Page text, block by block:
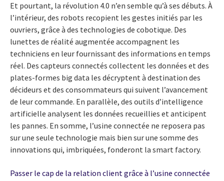
Et pourtant, la révolution 4.0 n’en semble qu’à ses débuts. À
l’intérieur, des robots recopient les gestes initiés par les
ouvriers, grâce à des technologies de cobotique. Des
lunettes de réalité augmentée accompagnent les
techniciens en leur fournissant des informations en temps
réel. Des capteurs connectés collectent les données et des
plates-formes big data les décryptent à destination des
décideurs et des consommateurs qui suivent l’avancement
de leur commande. En parallèle, des outils d’intelligence
artificielle analysent les données recueillies et anticipent
les pannes. En somme, l’usine connectée ne reposera pas
sur une seule technologie mais bien sur une somme des
innovations qui, imbriquées, fonderont la smart factory.
Passer le cap de la relation client grâce à l’usine connectée